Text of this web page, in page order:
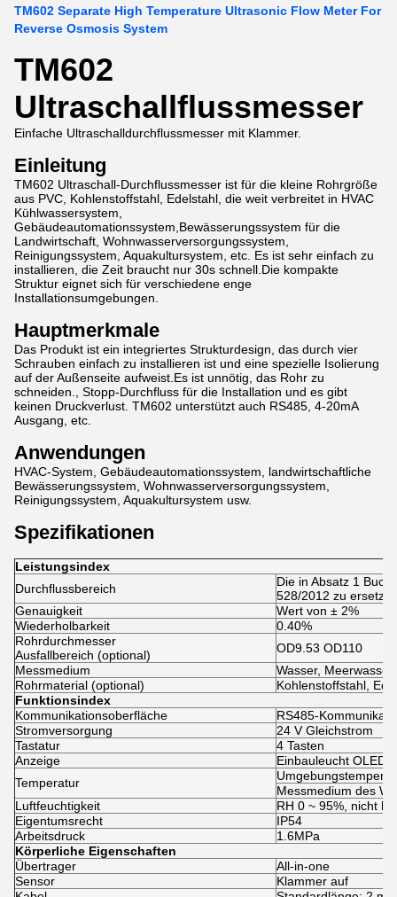
TM602 Separate High Temperature Ultrasonic Flow Meter For
Reverse Osmosis System
TM602
Ultraschallflussmesser
Einfache Ultraschalldurchflussmesser mit Klammer.
Einleitung
TM602 Ultraschall-Durchflussmesser ist für die kleine Rohrgröße
aus PVC, Kohlenstoffstahl, Edelstahl, die weit verbreitet in HVAC
Kühlwassersystem,
Gebäudeautomationssystem,Bewässerungssystem für die
Landwirtschaft, Wohnwasserversorgungssystem,
Reinigungssystem, Aquakultursystem, etc. Es ist sehr einfach zu
installieren, die Zeit braucht nur 30s schnell.Die kompakte
Struktur eignet sich für verschiedene enge
Installationsumgebungen.
Hauptmerkmale
Das Produkt ist ein integriertes Strukturdesign, das durch vier
Schrauben einfach zu installieren ist und eine spezielle Isolierung
auf der Außenseite aufweist.Es ist unnötig, das Rohr zu
schneiden., Stopp-Durchfluss für die Installation und es gibt
keinen Druckverlust. TM602 unterstützt auch RS485, 4-20mA
Ausgang, etc.
Anwendungen
HVAC-System, Gebäudeautomationssystem, landwirtschaftliche
Bewässerungssystem, Wohnwasserversorgungssystem,
Reinigungssystem, Aquakultursystem usw.
Spezifikationen
Leistungsindex
Durchflussbereich
Die in Absatz 1
528/2012 zu
Genauigkeit
Wert von ± 2%
Wiederholbarkeit
0.40%
Rohrdurchmesser
Ausfallbereich (optional)
OD9.53 OD110
Messmedium
Wasser,
Rohrmaterial (optional)
Kohlenstoffstahl,
Funktionsindex
Kommunikationsoberfläche
RS485-
Stromversorgung
24 V Gleichstrom
Tastatur
4 Tasten
Anzeige
Einbauleucht OLED
Temperatur
Messmedium des
Luftfeuchtigkeit
RH 0 ~ 95%, nicht
Eigentumsrecht
IP54
Arbeitsdruck
1.6MPa
Körperliche Eigenschaften
Übertrager
All-in-one
Sensor
Klammer auf